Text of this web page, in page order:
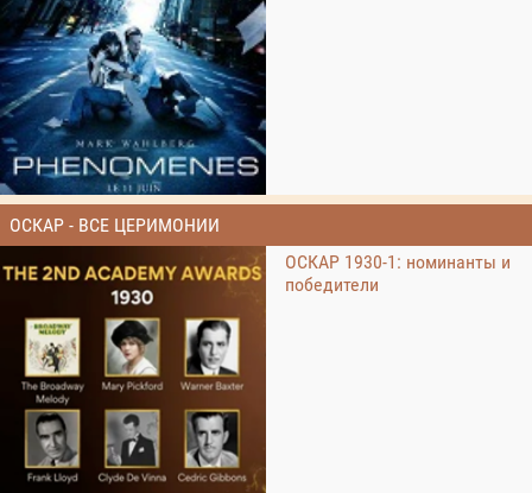
ОСКАР - ВСЕ ЦЕРИМОНИИ
ОСКАР 1930-1: номинанты и
победители